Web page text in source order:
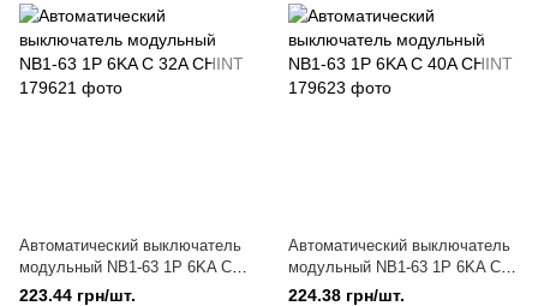
Автоматический выключатель
модульный NB1-63 1P 6KA C
32A CHINT
223.44 грн/шт.
Автоматический выключатель
модульный NB1-63 1P 6KA C
40A CHINT
224.38 грн/шт.